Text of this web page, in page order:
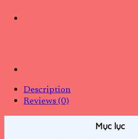
Description
Reviews (0)
Mục lục